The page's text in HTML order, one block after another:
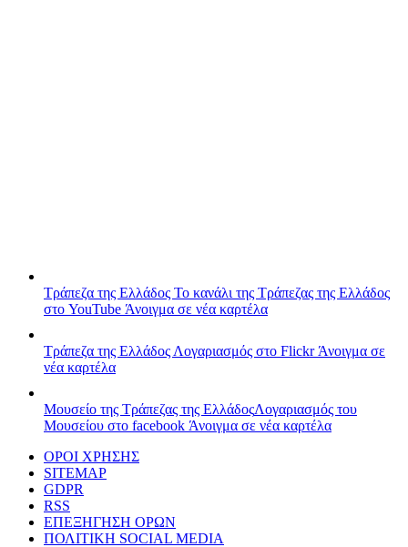
Τράπεζα της Ελλάδος Το κανάλι της Τράπεζας της Ελλάδος
στο YouTube Άνοιγμα σε νέα καρτέλα
Τράπεζα της Ελλάδος Λογαριασμός στο FlickrΆνοιγμα σε
νέα καρτέλα
Μουσείο της Τράπεζας της ΕλλάδοςΛογαριασμός του
Μουσείου στο facebook Άνοιγμα σε νέα καρτέλα
ΟΡΟΙ ΧΡΗΣΗΣ
SITEMAP
GDPR
RSS
ΕΠΕΞΗΓΗΣΗ ΟΡΩΝ
ΠΟΛΙΤΙΚΗ SOCIAL MEDIA